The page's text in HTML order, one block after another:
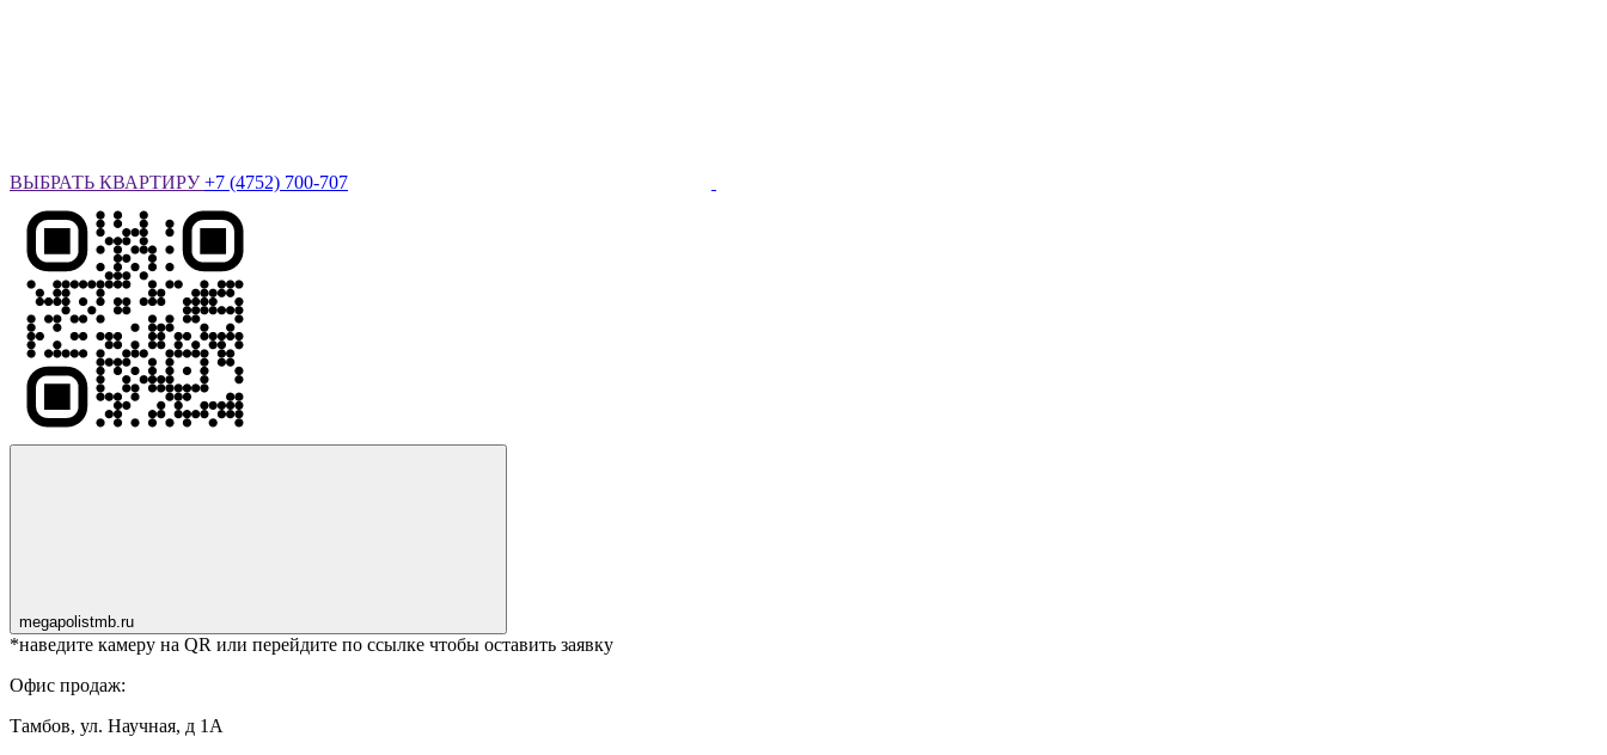
ВЫБРАТЬ КВАРТИРУ+7 (4752) 700-707
megapolistmb.ru
*наведите камеру на QR или перейдите по ссылке чтобы оставить заявку
Офис продаж:
Тамбов, ул. Научная, д 1А